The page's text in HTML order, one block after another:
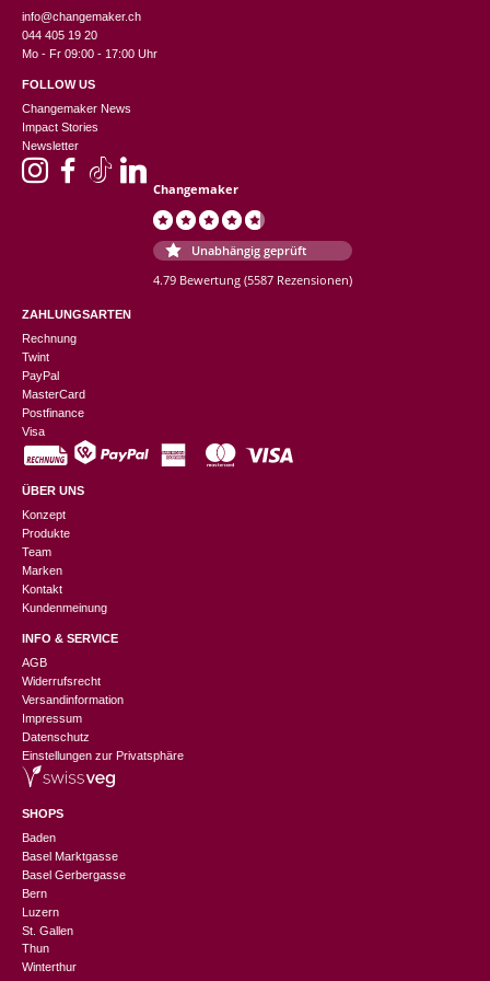
info@changemaker.ch
044 405 19 20
Mo - Fr 09:00 - 17:00 Uhr
FOLLOW US
Changemaker News
Impact Stories
Newsletter
Changemaker
Unabhängig geprüft
4.79 Bewertung (5587 Rezensionen)
ZAHLUNGSARTEN
Rechnung
Twint
PayPal
MasterCard
Postfinance
Visa
ÜBER UNS
Konzept
Produkte
Team
Marken
Kontakt
Kundenmeinung
INFO & SERVICE
AGB
Widerrufsrecht
Versandinformation
Impressum
Datenschutz
Einstellungen zur Privatsphäre
SHOPS
Baden
Basel Marktgasse
Basel Gerbergasse
Bern
Luzern
St. Gallen
Thun
Winterthur